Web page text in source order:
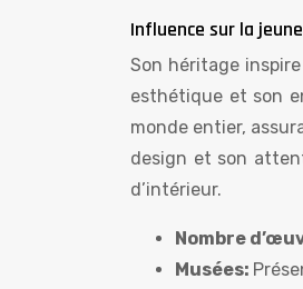
Influence sur la
Son héritage
esthétique et son
monde entier,
design et son
d’intérieur.
Nombre
Musées: